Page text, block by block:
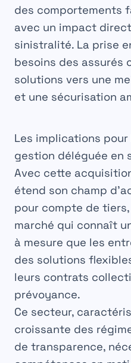
des comportements
avec un impact
sinistralité. La prise
besoins des assurés
solutions vers une
et une sécurisation
Les implications
gestion déléguée en
Avec cette
étend son champ
pour compte de
marché qui connaît
à mesure que les
des solutions
leurs contrats
prévoyance.
Ce secteur,
croissante des
de transparence,